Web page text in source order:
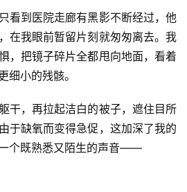
看到医院走廊有黑影不断经过，他
在我眼前暂留片刻就匆匆离去。我
，把镜子碎片全都甩向地面，看着
细小的残骸。
干，再拉起洁白的被子，遮住目所
于缺氧而变得急促，这加深了我的
个既熟悉又陌生的声音——